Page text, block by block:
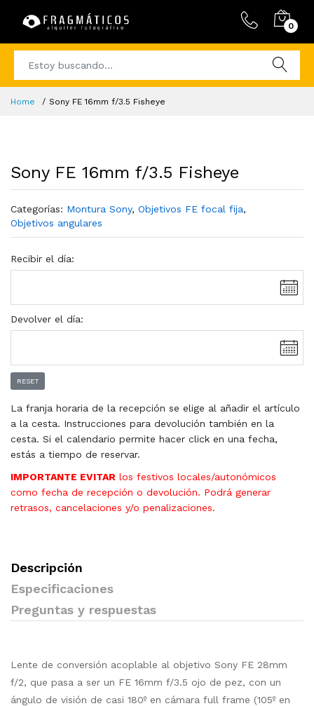
0
Home Sony FE 16mm f/3.5 Fisheye
Sony FE 16mm f/3.5 Fisheye
Categorías: Montura Sony, Objetivos FE focal fija,
Objetivos angulares
Recibir el día:
Devolver el día:
RESET
La franja horaria de la recepción se elige al añadir el artículo
a la cesta. Instrucciones para devolución también en la
cesta. Si el calendario permite hacer click en una fecha,
estás a tiempo de reservar.
IMPORTANTE EVITAR los festivos locales/autonómicos
como fecha de recepción o devolución. Podrá generar
retrasos, cancelaciones y/o penalizaciones.
Descripción
Especificaciones
Preguntas y respuestas
Lente de conversión acoplable al objetivo Sony FE 28mm
f/2, que pasa a ser un FE 16mm f/3.5 ojo de pez, con un
ángulo de visión de casi 180º en cámara full frame (105º en